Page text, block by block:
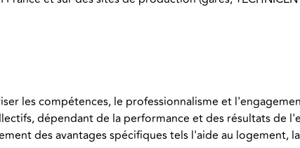
les compétences, le professionnalisme et
dépendant de la performance et des résultats de
des avantages spécifiques tels l'aide au logement,